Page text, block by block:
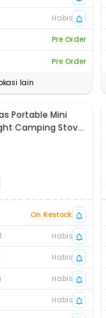
Habis
Pre Order
Pre Order
lain
Portable Mini
Camping Stove
On Restock
Habis
Habis
Habis
Habis